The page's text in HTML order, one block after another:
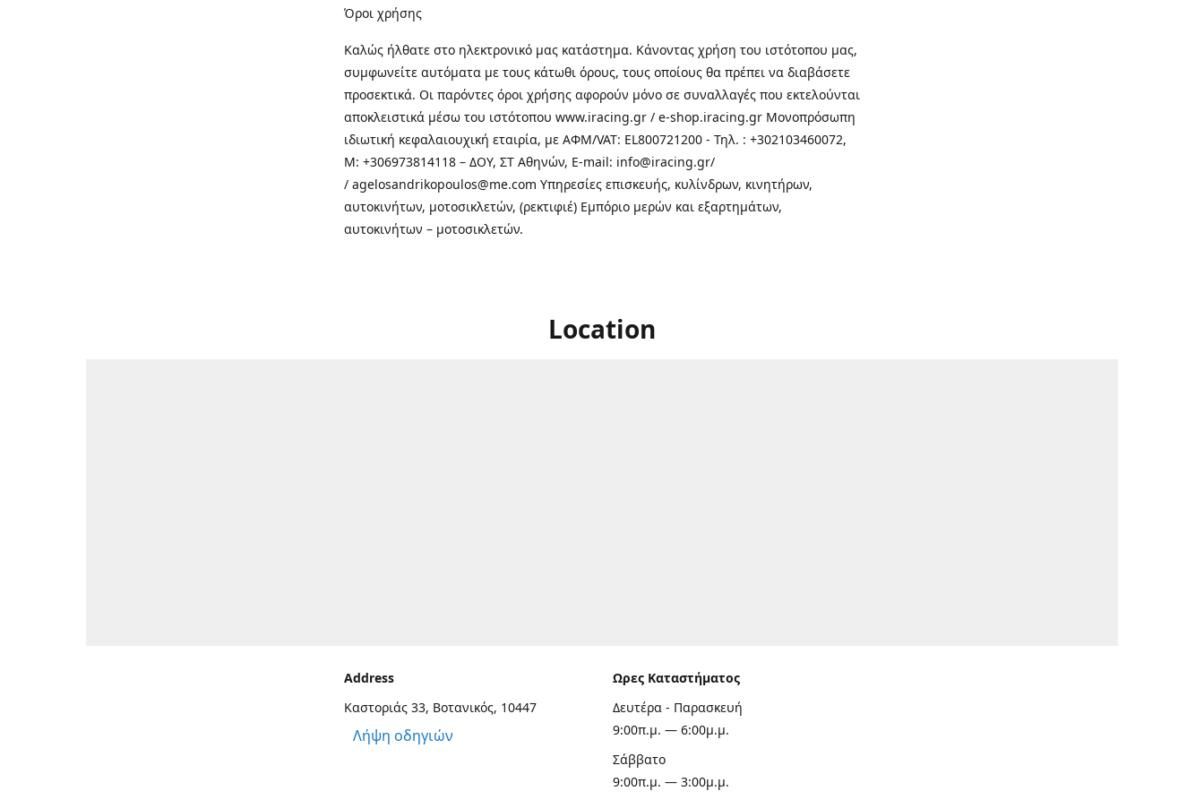
Όροι χρήσης
Καλώς ήλθατε στo ηλεκτρονικό μας κατάστημα. Κάνοντας χρήση του ιστότοπου μας,
συμφωνείτε αυτόματα με τους κάτωθι όρους, τους οποίους θα πρέπει να διαβάσετε
προσεκτικά. Οι παρόντες όροι χρήσης αφορούν μόνο σε συναλλαγές που εκτελούνται
αποκλειστικά μέσω του ιστότοπου www.iracing.gr / e-shop.iracing.gr Μονοπρόσωπη
ιδιωτική κεφαλαιουχική εταιρία, με ΑΦΜ/VAT: EL800721200 - Τηλ. : +302103460072,
M: +306973814118 – ΔΟΥ, ΣΤ Αθηνών, E-mail: info@iracing.gr/
/ agelosandrikopoulos@me.com Υπηρεσίες επισκευής, κυλίνδρων, κινητήρων,
αυτοκινήτων, μοτοσικλετών, (ρεκτιφιέ) Εμπόριο μερών και εξαρτημάτων,
αυτοκινήτων – μοτοσικλετών.
Location
Address
Καστοριάς 33, Βοτανικός, 10447
Λήψη οδηγιών
Ωρες Καταστήματος
Δευτέρα - Παρασκευή
9:00π.μ. — 6:00μ.μ.
Σάββατο
9:00π.μ. — 3:00μ.μ.